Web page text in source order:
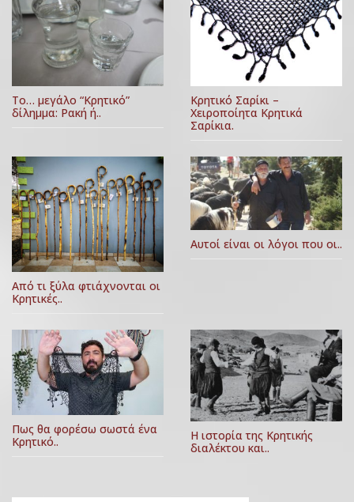
Το… μεγάλο “Κρητικό”
δίλημμα: Ρακή ή..
Κρητικό Σαρίκι –
Χειροποίητα Κρητικά
Σαρίκια.
Από τι ξύλα φτιάχνονται οι
Κρητικές..
Αυτοί είναι οι λόγοι που οι..
Πως θα φορέσω σωστά ένα
Κρητικό..
Η ιστορία της Κρητικής
διαλέκτου και..